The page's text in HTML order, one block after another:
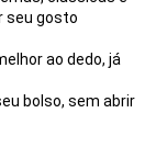
seu gosto
ao dedo, já
bolso, sem abrir